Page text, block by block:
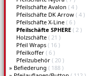
Pfeilschäfte Avalon ( 4 )
Pfeilschäfte DK Arrow ( 4 )
Pfeilschäfte X-Line ( 6 )
Pfeilschäfte SPHERE ( 2 )
Holzschäfte ( 21 )
Pfeil Wraps ( 16 )
Pfeilkoffer ( 6 )
Pfeilzubehör ( 20 )
» Befiederung ( 188 )